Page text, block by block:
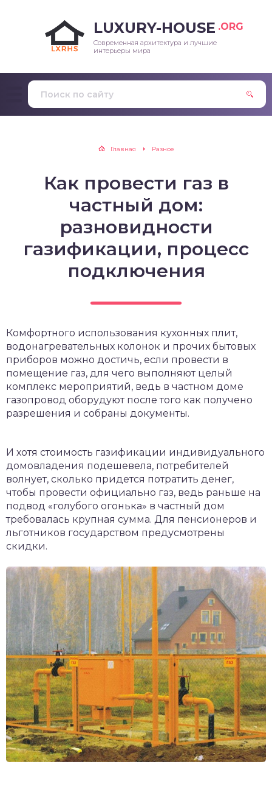
LUXURY-HOUSE .ORG
Современная архитектура и лучшие
интерьеры мира
Главная Разное
Как провести газ в
частный дом:
разновидности
газификации, процесс
подключения
Комфортного использования кухонных плит,
водонагревательных колонок и прочих бытовых
приборов можно достичь, если провести в
помещение газ, для чего выполняют целый
комплекс мероприятий, ведь в частном доме
газопровод оборудуют после того как получено
разрешения и собраны документы.
И хотя стоимость газификации индивидуального
домовладения подешевела, потребителей
волнует, сколько придется потратить денег,
чтобы провести официально газ, ведь раньше на
подвод «голубого огонька» в частный дом
требовалась крупная сумма. Для пенсионеров и
льготников государством предусмотрены
скидки.